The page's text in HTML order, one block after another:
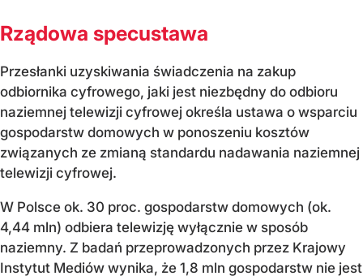
Rządowa specustawa
Przesłanki uzyskiwania świadczenia na zakup
odbiornika cyfrowego, jaki jest niezbędny do odbioru
naziemnej telewizji cyfrowej określa ustawa o wsparciu
gospodarstw domowych w ponoszeniu kosztów
związanych ze zmianą standardu nadawania naziemnej
telewizji cyfrowej.
W Polsce ok. 30 proc. gospodarstw domowych (ok.
4,44 mln) odbiera telewizję wyłącznie w sposób
naziemny. Z badań przeprowadzonych przez Krajowy
Instytut Mediów wynika, że 1,8 mln gospodarstw nie jest